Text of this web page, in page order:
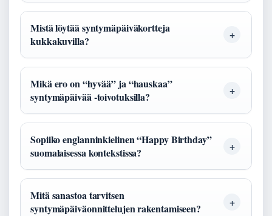
Mistä löytää syntymäpäiväkortteja
kukkakuvilla?
Mikä ero on “hyvää” ja “hauskaa”
syntymäpäivää -toivotuksilla?
Sopiiko englanninkielinen “Happy Birthday”
suomalaisessa kontekstissa?
Mitä sanastoa tarvitsen
syntymäpäiväonnittelujen rakentamiseen?